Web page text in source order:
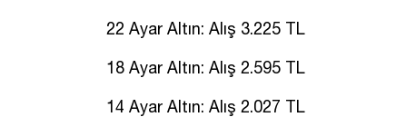
22 Ayar Altın: Alış 3.225 TL
18 Ayar Altın: Alış 2.595 TL
14 Ayar Altın: Alış 2.027 TL